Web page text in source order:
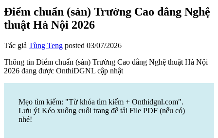
Điểm chuẩn (sàn) Trường Cao đẳng Nghệ
thuật Hà Nội 2026
Tác giả Tùng Teng posted 03/07/2026
Thông tin Điểm chuẩn (sàn) Trường Cao đẳng Nghệ thuật Hà Nội
2026 đang được OnthiDGNL cập nhật
Mẹo tìm kiếm: "Từ khóa tìm kiếm + Onthidgnl.com".
Lưu ý! Kéo xuống cuối trang để tải File PDF (nếu có)
nhé!